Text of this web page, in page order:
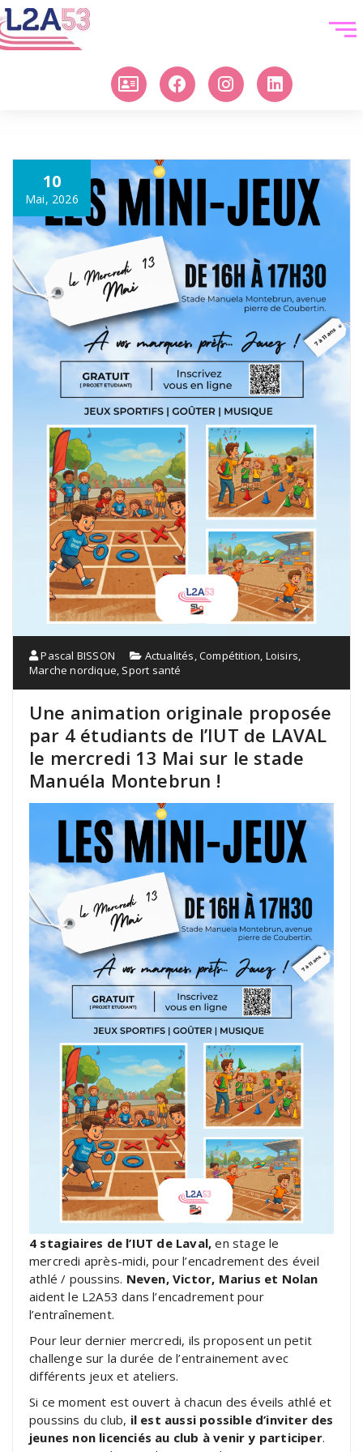
10
Mai, 2026
Pascal BISSON Actualités,Compétition, Loisirs,
Marche nordique, Sport santé
Une animation originale proposée
par 4 étudiants de l’IUT de LAVAL
le mercredi 13 Mai sur le stade
Manuéla Montebrun !
4 stagiaires de l’IUT de Laval,en stage le
mercredi après-midi, pour l’encadrement des éveil
athlé / poussins. Neven, Victor, Marius et Nolan
aident le L2A53 dans l’encadrement pour
l’entraînement.
Pour leur dernier mercredi, ils proposent un petit
challenge sur la durée de l’entrainement avec
différents jeux et ateliers.
Si ce moment est ouvert à chacun des éveils athlé et
poussins du club, il est aussi possible d’inviter des
jeunes non licenciés au club à venir y participer.